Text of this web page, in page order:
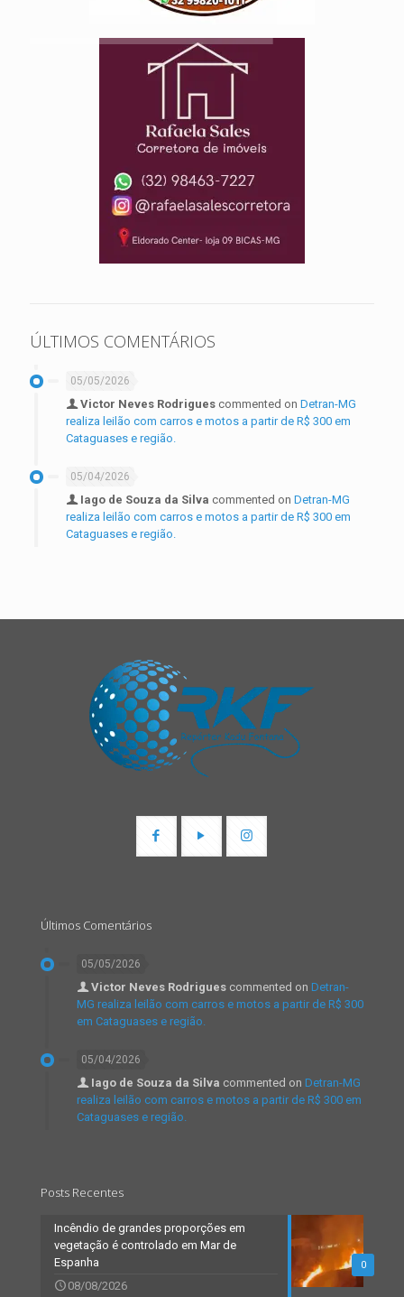
ÚLTIMOS COMENTÁRIOS
05/05/2026
Victor Neves Rodrigues commented on Detran-MG
realiza leilão com carros e motos a partir de R$ 300 em
Cataguases e região.
05/04/2026
Iago de Souza da Silva commented on Detran-MG
realiza leilão com carros e motos a partir de R$ 300 em
Cataguases e região.
Últimos Comentários
05/05/2026
Victor Neves Rodrigues commented on Detran-
MG realiza leilão com carros e motos a partir de R$ 300
em Cataguases e região.
05/04/2026
Iago de Souza da Silva commented on Detran-MG
realiza leilão com carros e motos a partir de R$ 300 em
Cataguases e região.
Posts Recentes
0
Incêndio de grandes proporções em
vegetação é controlado em Mar de
Espanha
08/08/2026